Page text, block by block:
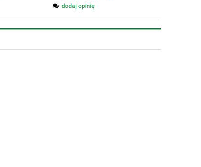
dodaj opinię